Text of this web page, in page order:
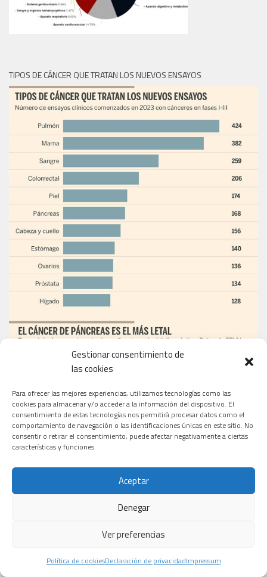
Gestionar consentimiento de
las cookies
Para ofrecer las mejores experiencias, utilizamos tecnologías como las
cookies para almacenar y/o acceder a la información del dispositivo. El
consentimiento de estas tecnologías nos permitirá procesar datos como el
comportamiento de navegación o las identificaciones únicas en este sitio. No
consentir o retirar el consentimiento, puede afectar negativamente a ciertas
características y funciones.
Aceptar
Denegar
Ver preferencias
Política de cookiesDeclaración de privacidadImpressum
TIPOS DE CÁNCER QUE TRATAN LOS NUEVOS ENSAYOS